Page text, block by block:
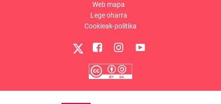
Web mapa
Lege oharra
Cookieak-politika